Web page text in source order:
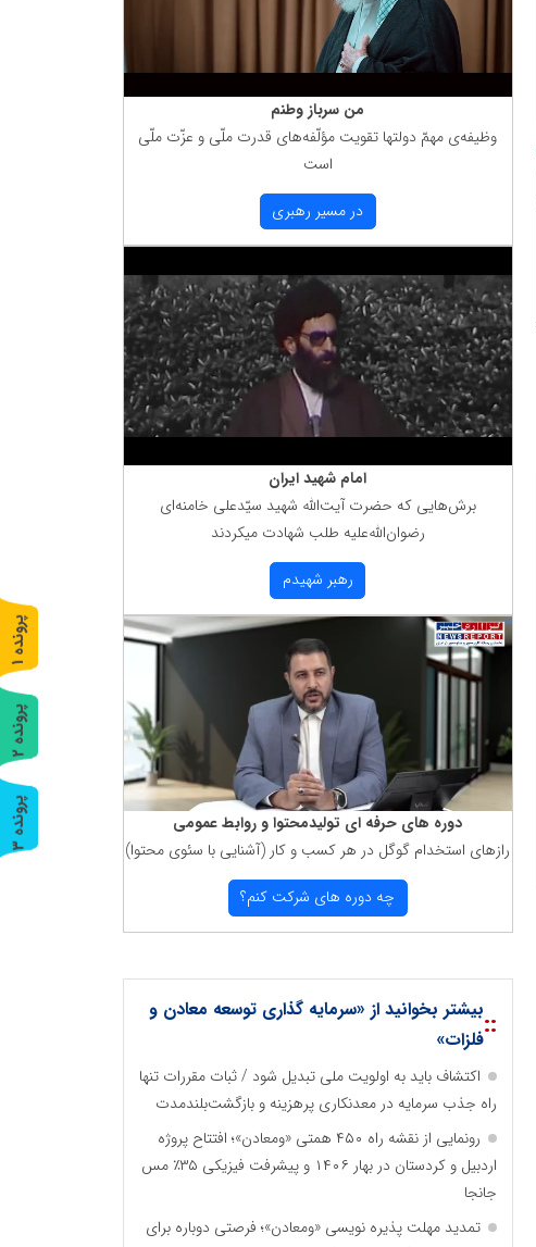
من سرباز وطنم
وظیفه‌ی مهمّ دولتها تقویت مؤلّفه‌های قدرت ملّی و عزّت ملّی
است
در مسیر رهبری
امام شهید ایران
برش‌هایی كه حضرت آیت‌الله شهید سیّدعلی خامنه‌ای
رضوان‌الله‌علیه طلب شهادت میكردند
رهبر شهیدم
دوره های حرفه ای تولیدمحتوا و روابط عمومی
رازهای استخدام گوگل در هر كسب و كار (آشنایی با سئوی محتوا)
چه دوره های شركت كنم؟
::بیشتر بخوانید از «سرمایه گذاری توسعه معادن و
فلزات»
اکتشاف باید به اولویت ملی تبدیل شود / ثبات مقررات تنها
راه جذب سرمایه در معدنکاری پرهزینه و بازگشت‌بلندمدت
رونمایی از نقشه راه ۴۵۰ همتی «ومعادن»؛ افتتاح پروژه
اردبیل و کردستان در بهار ۱۴۰۶ و پیشرفت فیزیکی ۳۵٪ مس
جانجا
تمدید مهلت پذیره نویسی «ومعادن»؛ فرصتی دوباره برای
پ
ر
و
ن
د
ه
1
پ
ر
و
ن
د
ه
2
پ
ر
و
ن
د
ه
3